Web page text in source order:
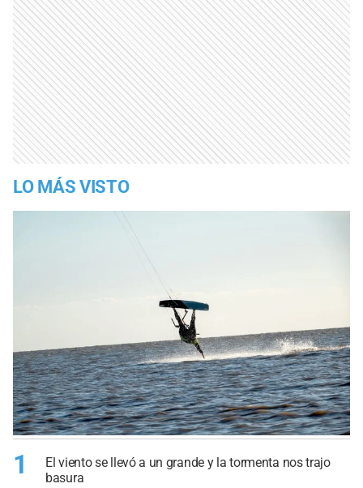
LO MÁS VISTO
1
El viento se llevó a un grande y la tormenta nos trajo
basura